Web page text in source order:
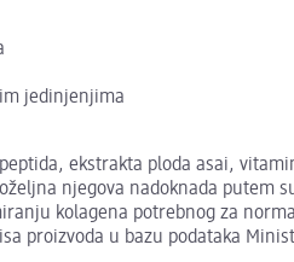
jedinjenjima
ekstrakta ploda asai,
njegova nadoknada putem
kolagena potrebnog za
u bazu podataka